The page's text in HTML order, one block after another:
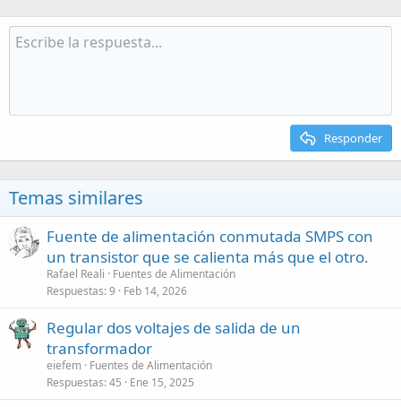
Responder
Temas similares
Fuente de alimentación conmutada SMPS con
un transistor que se calienta más que el otro.
Rafael Reali
Fuentes de Alimentación
Respuestas 9 Feb 14, 2026
Regular dos voltajes de salida de un
transformador
eiefem Fuentes de Alimentación
Respuestas 45 Ene 15, 2025